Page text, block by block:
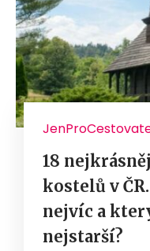
18
kostelů v
nejvíc a
nejstarší?